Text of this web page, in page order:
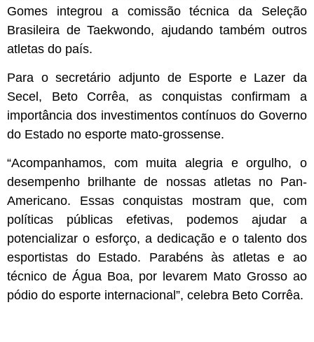
Gomes integrou a comissão técnica da Seleção
Brasileira de Taekwondo, ajudando também outros
atletas do país.
Para o secretário adjunto de Esporte e Lazer da
Secel, Beto Corrêa, as conquistas confirmam a
importância dos investimentos contínuos do Governo
do Estado no esporte mato-grossense.
“Acompanhamos, com muita alegria e orgulho, o
desempenho brilhante de nossas atletas no Pan-
Americano. Essas conquistas mostram que, com
políticas públicas efetivas, podemos ajudar a
potencializar o esforço, a dedicação e o talento dos
esportistas do Estado. Parabéns às atletas e ao
técnico de Água Boa, por levarem Mato Grosso ao
pódio do esporte internacional”, celebra Beto Corrêa.